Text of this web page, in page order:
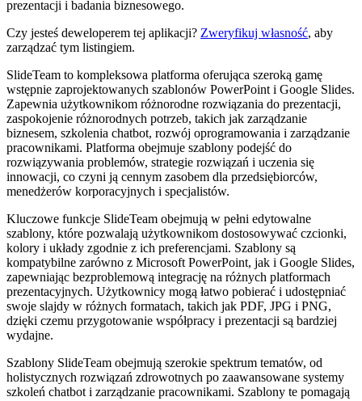
prezentacji i badania biznesowego.
Czy jesteś deweloperem tej aplikacji? Zweryfikuj własność, aby
zarządzać tym listingiem.
SlideTeam to kompleksowa platforma oferująca szeroką gamę
wstępnie zaprojektowanych szablonów PowerPoint i Google Slides.
Zapewnia użytkownikom różnorodne rozwiązania do prezentacji,
zaspokojenie różnorodnych potrzeb, takich jak zarządzanie
biznesem, szkolenia chatbot, rozwój oprogramowania i zarządzanie
pracownikami. Platforma obejmuje szablony podejść do
rozwiązywania problemów, strategie rozwiązań i uczenia się
innowacji, co czyni ją cennym zasobem dla przedsiębiorców,
menedżerów korporacyjnych i specjalistów.
Kluczowe funkcje SlideTeam obejmują w pełni edytowalne
szablony, które pozwalają użytkownikom dostosowywać czcionki,
kolory i układy zgodnie z ich preferencjami. Szablony są
kompatybilne zarówno z Microsoft PowerPoint, jak i Google Slides,
zapewniając bezproblemową integrację na różnych platformach
prezentacyjnych. Użytkownicy mogą łatwo pobierać i udostępniać
swoje slajdy w różnych formatach, takich jak PDF, JPG i PNG,
dzięki czemu przygotowanie współpracy i prezentacji są bardziej
wydajne.
Szablony SlideTeam obejmują szerokie spektrum tematów, od
holistycznych rozwiązań zdrowotnych po zaawansowane systemy
szkoleń chatbot i zarządzanie pracownikami. Szablony te pomagają